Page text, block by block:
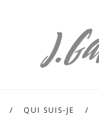
QUI SUIS-JE